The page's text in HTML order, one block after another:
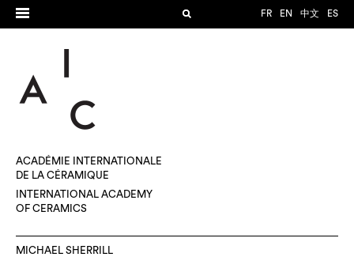
FR EN 中文 ES
ACADÉMIE INTERNATIONALE
DE LA CÉRAMIQUE
INTERNATIONAL ACADEMY
OF CERAMICS
MICHAEL SHERRILL